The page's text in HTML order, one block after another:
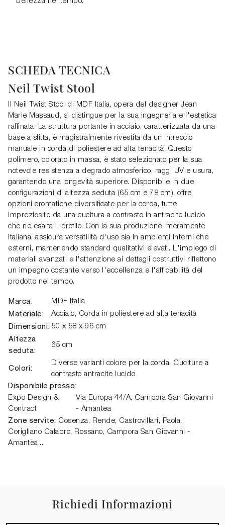
SCHEDA TECNICA
Neil Twist Stool
Il Neil Twist Stool di MDF Italia, opera del designer Jean
Marie Massaud, si distingue per la sua ingegneria e l'estetica
raffinata. La struttura portante in acciaio, caratterizzata da una
base a slitta, è magistralmente rivestita da un intreccio
manuale in corda di poliestere ad alta tenacità. Questo
polimero, colorato in massa, è stato selezionato per la sua
notevole resistenza a degrado atmosferico, raggi UV e usura,
garantendo una longevità superiore. Disponibile in due
configurazioni di altezza seduta (65 cm e 78 cm), offre
opzioni cromatiche diversificate per la corda, tutte
impreziosite da una cucitura a contrasto in antracite lucido
che ne esalta il profilo. Con la sua produzione interamente
italiana, assicura versatilità d'uso sia in ambienti interni che
esterni, mantenendo standard qualitativi elevati. L'impiego di
materiali avanzati e l'attenzione ai dettagli costruttivi riflettono
un impegno costante verso l'eccellenza e l'affidabilità del
prodotto nel tempo.
Marca: MDF Italia
Materiale: Acciaio, Corda in poliestere ad alta tenacità
Dimensioni: 50 x 58 x 96 cm
Altezza
seduta:
65 cm
Colori:
Diverse varianti colore per la corda, Cuciture a
contrasto antracite lucido
Disponibile presso:
Expo Design &
Contract
Via Europa 44/A, Campora San Giovanni
- Amantea
Zone servite: Cosenza, Rende, Castrovillari, Paola,
Corigliano Calabro, Rossano, Campora San Giovanni -
Amantea...
Richiedi Informazioni